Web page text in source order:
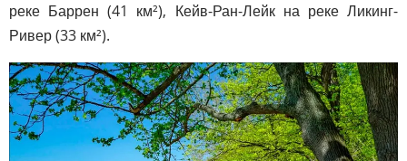
реке Баррен (41 км²), Кейв-Ран-Лейк на реке Ликинг-
Ривер (33 км²).